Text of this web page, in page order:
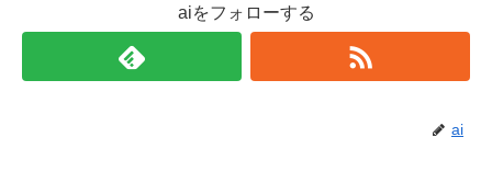
aiをフォローする
ai